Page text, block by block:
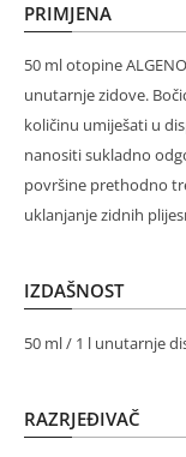
PRIMJENA
50 ml otopine
unutarnje zidove.
količinu umiješati u
nanositi sukladno
površine prethodno
uklanjanje zidnih
IZDAŠNOST
50 ml / 1 l unutarnje
RAZRJEĐIVAČ